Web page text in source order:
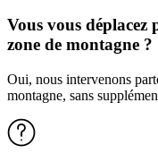
Vous vous déplacez
zone de montagne ?
Oui, nous intervenons
montagne, sans